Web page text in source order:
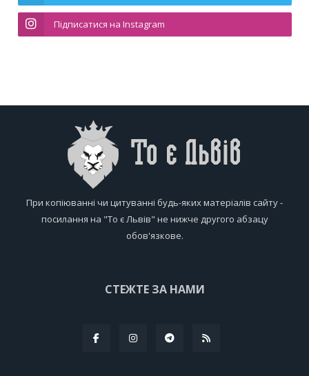
Підписатися на Instagram
При копіюванні чи цитуванні будь-яких матеріалів сайту -
посилання на "То є Львів" не нижче другого абзацу
обов'язкове.
СТЕЖТЕ ЗА НАМИ